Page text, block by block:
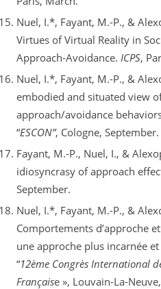
Nuel, I.*, Fayant, M.-P., &
Virtues of Virtual Reality in
Approach-Avoidance. ICPS,
Nuel, I.*, Fayant, M.-P., &
embodied and situated view
approach/avoidance
“ESCON”, Cologne, September.
Fayant, M.-P., Nuel, I., &
idiosyncrasy of approach
September.
Nuel, I.*, Fayant, M.-P., &
Comportements d’approche
une approche plus incarnée
“12ème Congrès International
Française », Louvain-La-